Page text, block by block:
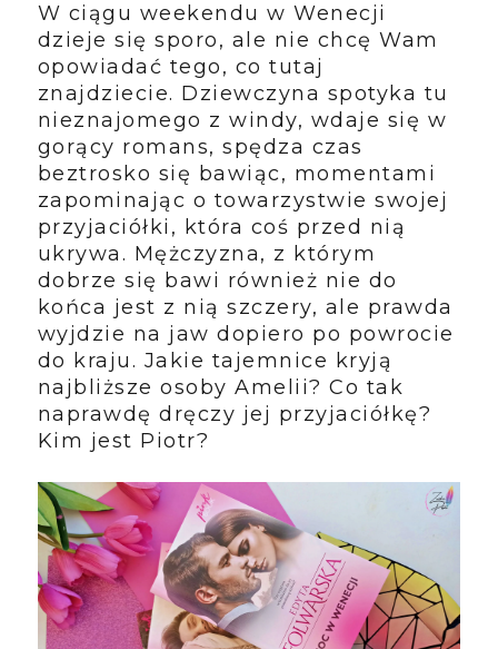
W ciągu weekendu w Wenecji
dzieje się sporo, ale nie chcę Wam
opowiadać tego, co tutaj
znajdziecie. Dziewczyna spotyka tu
nieznajomego z windy, wdaje się w
gorący romans, spędza czas
beztrosko się bawiąc, momentami
zapominając o towarzystwie swojej
przyjaciółki, która coś przed nią
ukrywa. Mężczyzna, z którym
dobrze się bawi również nie do
końca jest z nią szczery, ale prawda
wyjdzie na jaw dopiero po powrocie
do kraju. Jakie tajemnice kryją
najbliższe osoby Amelii? Co tak
naprawdę dręczy jej przyjaciółkę?
Kim jest Piotr?